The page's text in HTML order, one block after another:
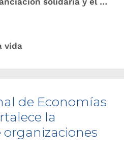
vida
de Economías
la